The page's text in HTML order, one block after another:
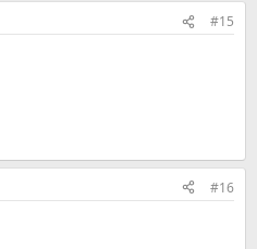
#15
#16